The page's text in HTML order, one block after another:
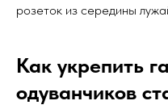
розеток из середины
Как укрепить
одуванчиков